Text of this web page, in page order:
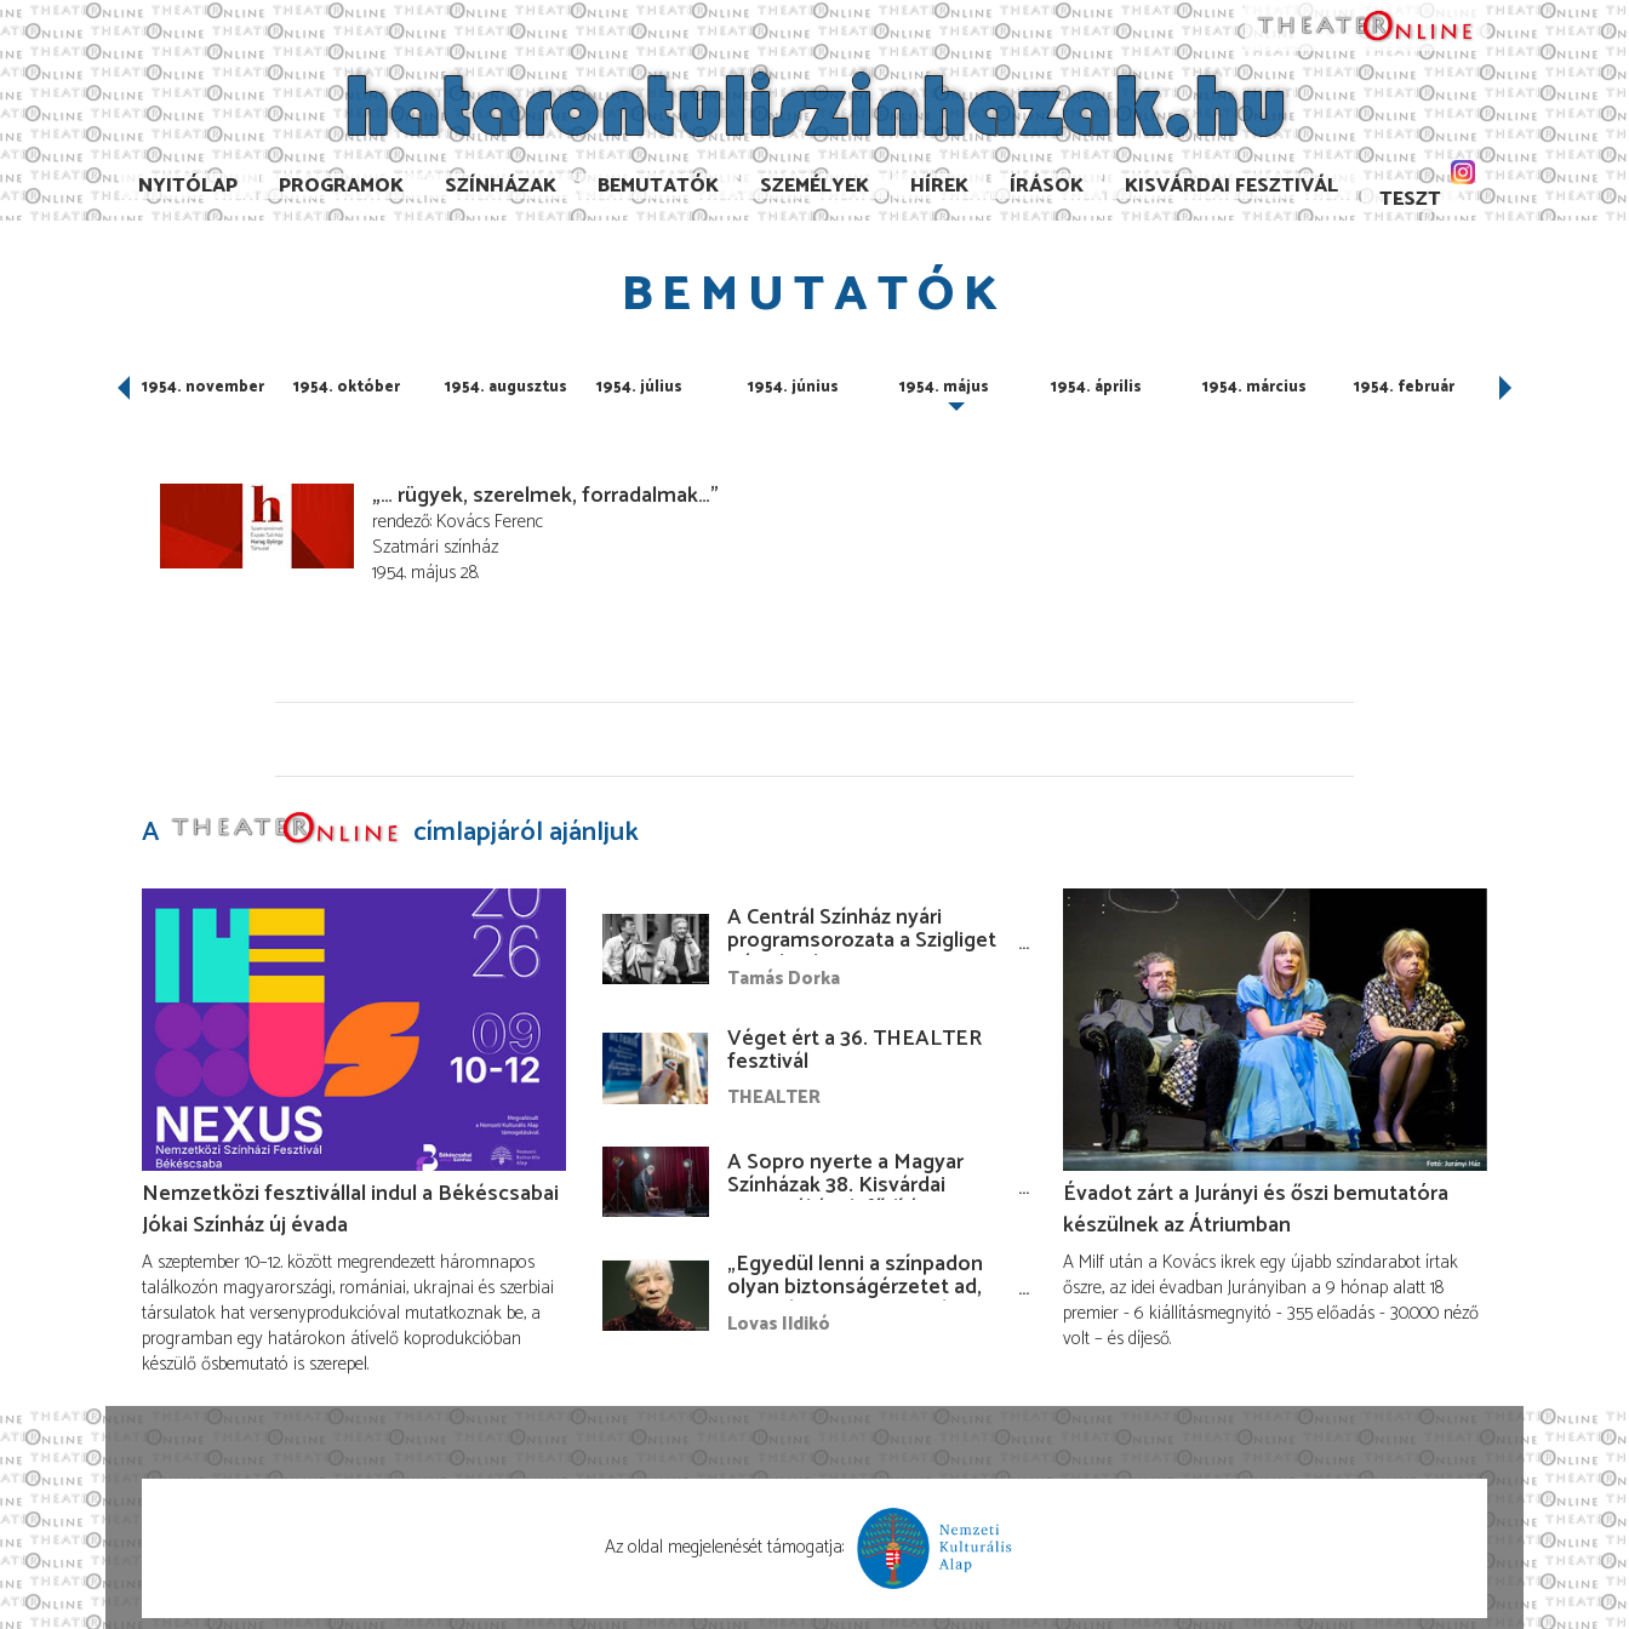
NYITÓLAP PROGRAMOK SZÍNHÁZAK BEMUTATÓK SZEMÉLYEK HÍREK ÍRÁSOK KISVÁRDAI FESZTIVÁL TESZT
BEMUTATÓK
1954. november 1954. október 1954. augusztus 1954. július 1954. június 1954. május 1954. április 1954. március 1954. február 1954. január
„… rügyek, szerelmek, forradalmak…”
rendező Kovács Ferenc
Szatmári színház
1954. május 28.
A címlapjáról ajánljuk
Nemzetközi fesztivállal indul a Békéscsabai
Jókai Színház új évada
A szeptember 10–12. között megrendezett háromnapos
találkozón magyarországi, romániai, ukrajnai és szerbiai
társulatok hat versenyprodukcióval mutatkoznak be, a
programban egy határokon átívelő koprodukcióban
készülő ősbemutató is szerepel.
A Centrál Színház nyári
programsorozata a Szigliget
Várudvarban
Tamás Dorka
Véget ért a 36. THEALTER
fesztivál
THEALTER
A Sopro nyerte a Magyar
Színházak 38. Kisvárdai
Fesztiváljának fődíját
„Egyedül lenni a színpadon
olyan biztonságérzetet ad,
hogy lám, mindenki más
nélkül is megvagyok
Lovas Ildikó
Évadot zárt a Jurányi és őszi bemutatóra
készülnek az Átriumban
A Milf után a Kovács ikrek egy újabb színdarabot írtak
őszre, az idei évadban Jurányiban a 9 hónap alatt 18
premier - 6 kiállításmegnyitó - 355 előadás - 30.000 néző
volt – és díjeső.
Az oldal megjelenését támogatja: